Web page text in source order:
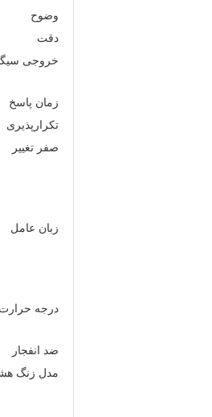
وضوح
دقت
خروجی
زمان پاسخ
تکرارپذیری
صفر تغییر
زبان عامل
درجه حرارت
ضد انفجار
مدل زنگ